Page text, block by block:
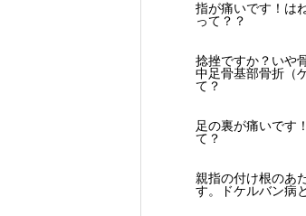
指が痛いです！は
って？？
捻挫ですか？いや
中足骨基部骨折（
て？
足の裏が痛いです
て？
親指の付け根のあ
す。ドケルバン病